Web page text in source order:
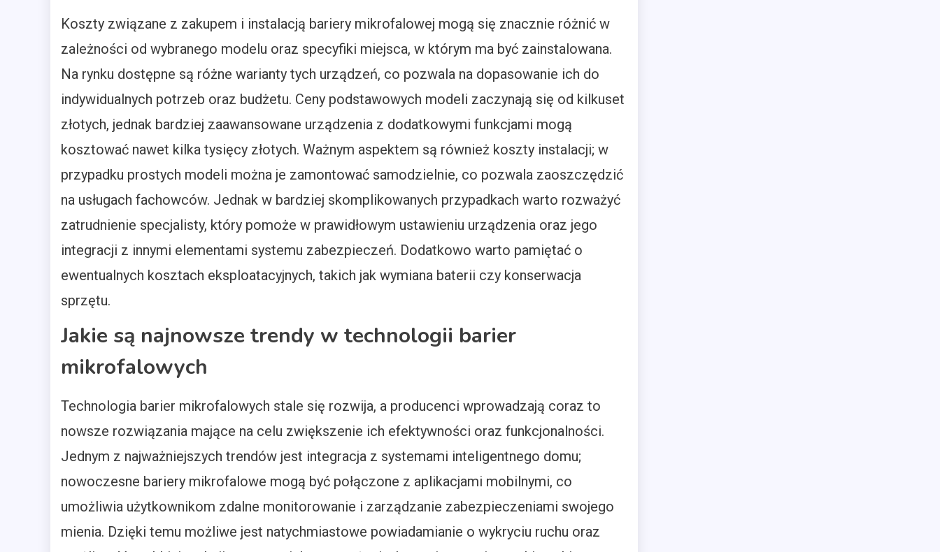
Koszty związane z zakupem i instalacją bariery mikrofalowej mogą się znacznie różnić w
zależności od wybranego modelu oraz specyfiki miejsca, w którym ma być zainstalowana.
Na rynku dostępne są różne warianty tych urządzeń, co pozwala na dopasowanie ich do
indywidualnych potrzeb oraz budżetu. Ceny podstawowych modeli zaczynają się od kilkuset
złotych, jednak bardziej zaawansowane urządzenia z dodatkowymi funkcjami mogą
kosztować nawet kilka tysięcy złotych. Ważnym aspektem są również koszty instalacji; w
przypadku prostych modeli można je zamontować samodzielnie, co pozwala zaoszczędzić
na usługach fachowców. Jednak w bardziej skomplikowanych przypadkach warto rozważyć
zatrudnienie specjalisty, który pomoże w prawidłowym ustawieniu urządzenia oraz jego
integracji z innymi elementami systemu zabezpieczeń. Dodatkowo warto pamiętać o
ewentualnych kosztach eksploatacyjnych, takich jak wymiana baterii czy konserwacja
sprzętu.
Jakie są najnowsze trendy w technologii barier
mikrofalowych
Technologia barier mikrofalowych stale się rozwija, a producenci wprowadzają coraz to
nowsze rozwiązania mające na celu zwiększenie ich efektywności oraz funkcjonalności.
Jednym z najważniejszych trendów jest integracja z systemami inteligentnego domu;
nowoczesne bariery mikrofalowe mogą być połączone z aplikacjami mobilnymi, co
umożliwia użytkownikom zdalne monitorowanie i zarządzanie zabezpieczeniami swojego
mienia. Dzięki temu możliwe jest natychmiastowe powiadamianie o wykryciu ruchu oraz